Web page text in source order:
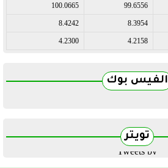
99.6556
100.0665
8.3954
8.4242
4.2158
4.2300
الفيس بوك
تويتر
Tweets by